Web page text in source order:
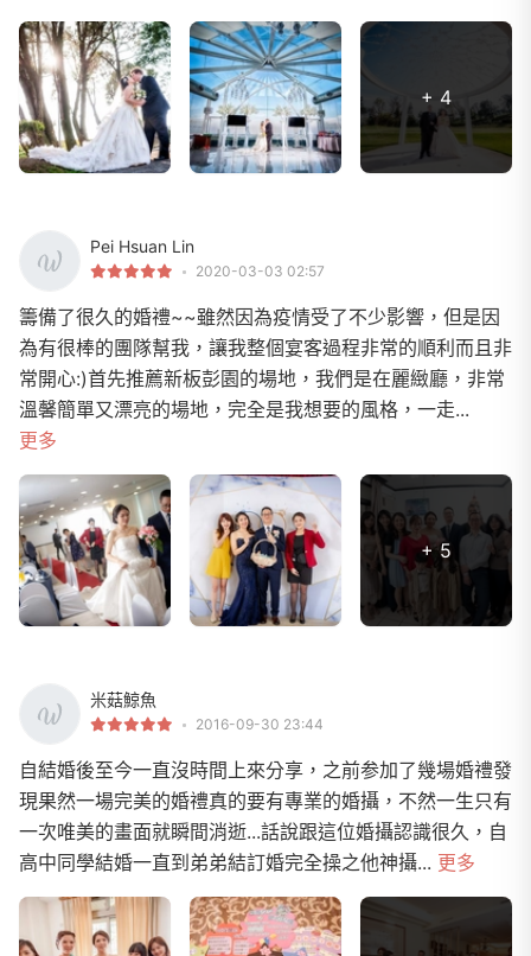
+ 4
Pei Hsuan Lin
2020-03-03 02:57
籌備了很久的婚禮~~雖然因為疫情受了不少影響，但是因
為有很棒的團隊幫我，讓我整個宴客過程非常的順利而且非
常開心:)首先推薦新板彭園的場地，我們是在麗緻廳，非常
溫馨簡單又漂亮的場地，完全是我想要的風格，一走...
更多
+ 5
米菇鯨魚
2016-09-30 23:44
自結婚後至今一直沒時間上來分享，之前参加了幾場婚禮發
現果然一場完美的婚禮真的要有專業的婚攝，不然一生只有
一次唯美的畫面就瞬間消逝...話說跟這位婚攝認識很久，自
高中同學結婚一直到弟弟結訂婚完全操之他神攝... 更多